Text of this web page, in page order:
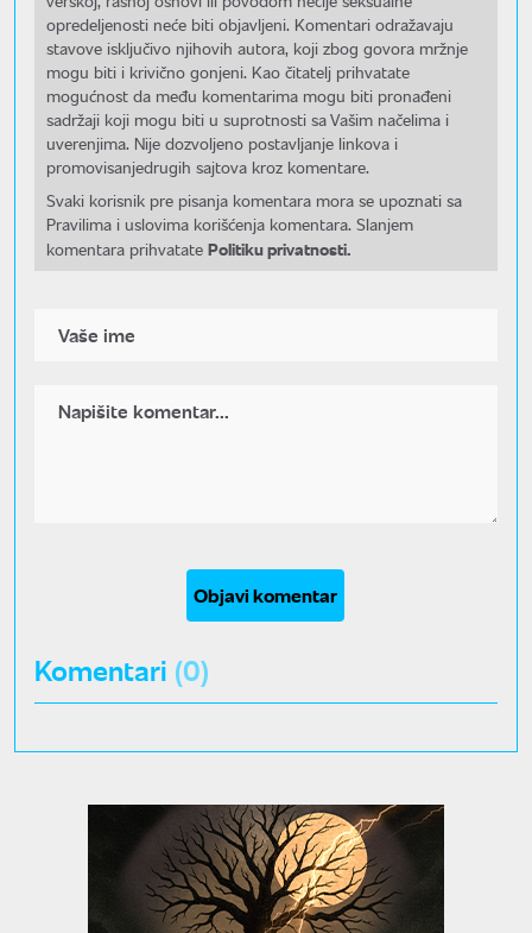
opredeljenosti neće biti objavljeni. Komentari odražavaju
stavove isključivo njihovih autora, koji zbog govora mržnje
mogu biti i krivično gonjeni. Kao čitatelj prihvatate
mogućnost da među komentarima mogu biti pronađeni
sadržaji koji mogu biti u suprotnosti sa Vašim načelima i
uverenjima. Nije dozvoljeno postavljanje linkova i
promovisanjedrugih sajtova kroz komentare.
Svaki korisnik pre pisanja komentara mora se upoznati sa
Pravilima i uslovima korišćenja komentara. Slanjem
komentara prihvatate Politiku privatnosti.
Objavi komentar
Komentari (0)